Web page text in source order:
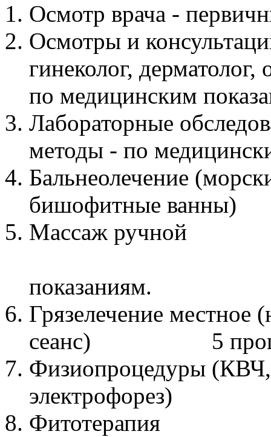
Осмотр врача -
Осмотры и
гинеколог,
по медицинским
Лабораторные
методы - по
Бальнеолечение
бишофитные ванны)
Массаж
показаниям.
Грязелечение местное
сеанс) 5
Физиопроцедуры (КВЧ,
электрофорез) 7